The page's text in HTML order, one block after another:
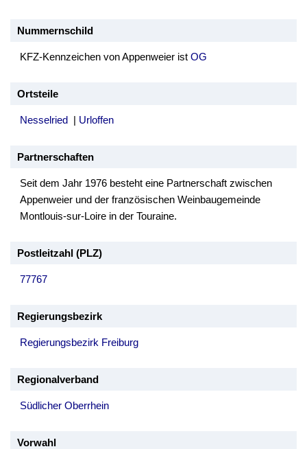
Nummernschild
KFZ-Kennzeichen von Appenweier ist OG
Ortsteile
Nesselried | Urloffen
Partnerschaften
Seit dem Jahr 1976 besteht eine Partnerschaft zwischen
Appenweier und der französischen Weinbaugemeinde
Montlouis-sur-Loire in der Touraine.
Postleitzahl (PLZ)
77767
Regierungsbezirk
Regierungsbezirk Freiburg
Regionalverband
Südlicher Oberrhein
Vorwahl